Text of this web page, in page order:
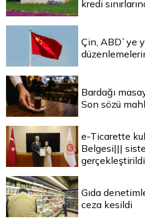
kredi
Çin, ABD`ye
Bardağı
Son sözü
e-Ticarette
Belgesi|||
gerçekleştirildi
Gıda
ceza kesildi